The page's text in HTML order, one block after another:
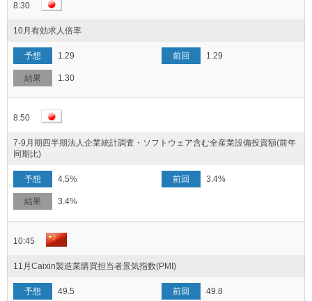
8:30
10月有効求人倍率
1.29 1.29
1.30
8:50
7-9月期四半期法人企業統計調査・ソフトウェア含む全産業設備投資額(前年
同期比)
4.5% 3.4%
3.4%
10:45
11月Caixin製造業購買担当者景気指数(PMI)
49.5 49.8